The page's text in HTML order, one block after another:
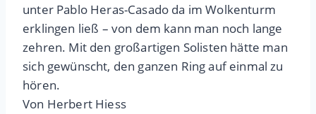
unter Pablo Heras-Casado da im Wolkenturm
erklingen ließ – von dem kann man noch lange
zehren. Mit den großartigen Solisten hätte man
sich gewünscht, den ganzen Ring auf einmal zu
hören.
Von Herbert Hiess